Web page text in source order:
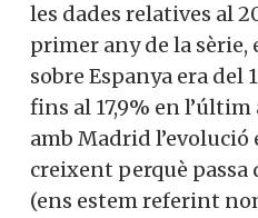
les dades relatives al
primer any de la sèrie,
sobre Espanya era del
fins al 17,9% en
amb Madrid l’evolució
creixent perquè passa
(ens estem referint